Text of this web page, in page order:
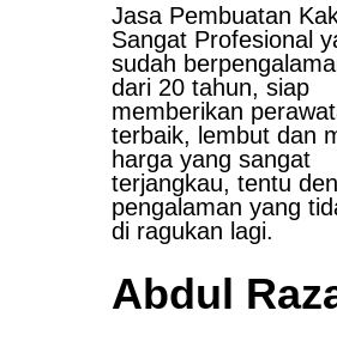
Jasa Pembuatan
Sangat Profesional
sudah
dari 20 tahun, siap
memberikan
terbaik, lembut dan
harga yang sangat
terjangkau, tentu
pengalaman yang
di ragukan lagi.
Abdul